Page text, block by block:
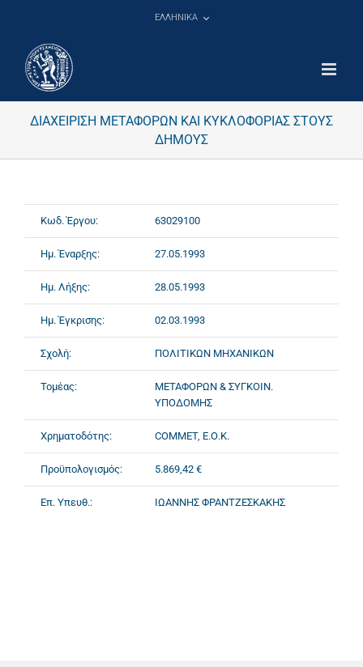
ΕΛΛΗΝΙΚΑ
ΔΙΑΧΕΙΡΙΣΗ ΜΕΤΑΦΟΡΩΝ ΚΑΙ ΚΥΚΛΟΦΟΡΙΑΣ ΣΤΟΥΣ
ΔΗΜΟΥΣ
Κωδ. Έργου: 63029100
Ημ. Έναρξης: 27.05.1993
Ημ. Λήξης: 28.05.1993
Ημ. Έγκρισης: 02.03.1993
Σχολή: ΠΟΛΙΤΙΚΩΝ ΜΗΧΑΝΙΚΩΝ
Τομέας:
ΜΕΤΑΦΟΡΩΝ & ΣΥΓΚΟΙΝ.
ΥΠΟΔΟΜΗΣ
Χρηματοδότης: COMMET, Ε.Ο.Κ.
Προϋπολογισμός: 5.869,42 €
Επ. Υπευθ.: ΙΩΑΝΝΗΣ ΦΡΑΝΤΖΕΣΚΑΚΗΣ